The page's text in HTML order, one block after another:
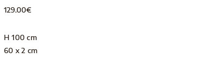
129.00€
H 100 cm
60 x 2 cm